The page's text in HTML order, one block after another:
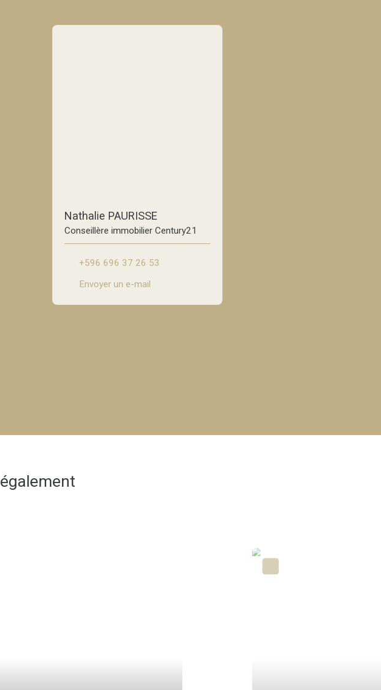
Nathalie PAURISSE
Conseillère immobilier Century21
+596 696 37 26 53
Envoyer un e-mail
également